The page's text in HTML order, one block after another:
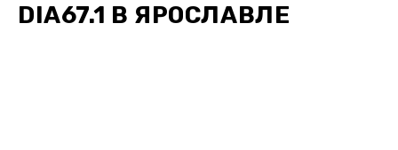
DIA67.1 В ЯРОСЛАВЛЕ